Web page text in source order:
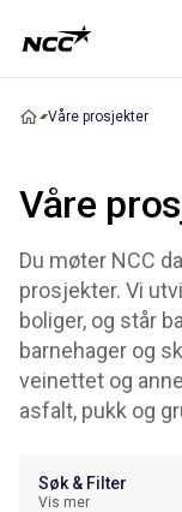
Våre prosjekter
Våre
Du møter NCC
prosjekter. Vi
boliger, og står
barnehager og
veinettet og
asfalt, pukk og
Søk & Filter
Vis mer